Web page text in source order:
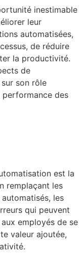
inestimable
leur
automatisées,
de réduire
la productivité.
de
sur son rôle
performance des
est la
remplaçant les
les
qui peuvent
employés de se
valeur ajoutée,